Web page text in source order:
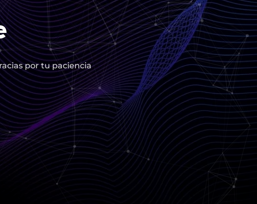
por tu paciencia